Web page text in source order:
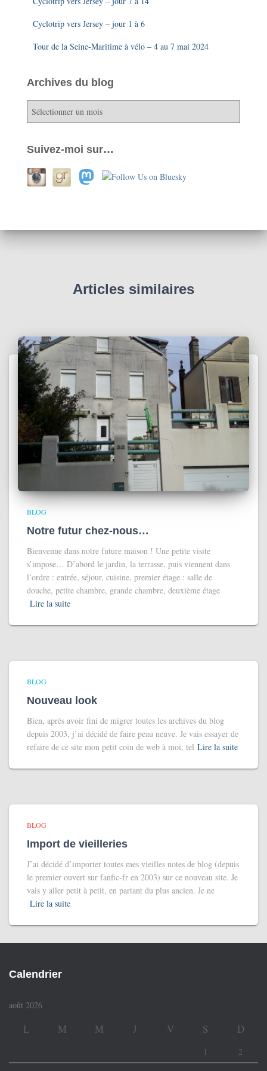
Cyclotrip vers Jersey – jour 1 à 6
Tour de la Seine-Maritime à vélo – 4 au 7 mai 2024
Archives du blog
h
v
e
b
Suivez-moi sur…
Articles similaires
BLOG
Notre futur chez-nous…
Bienvenue dans notre future maison ! Une petite visite
s’impose… D’abord le jardin, la terrasse, puis viennent dans
l’ordre : entrée, séjour, cuisine, premier étage : salle de
douche, petite chambre, grande chambre, deuxième étage
Lire la suite
BLOG
Nouveau look
Bien, après avoir fini de migrer toutes les archives du blog
depuis 2003, j’ai décidé de faire peau neuve. Je vais essayer de
refaire de ce site mon petit coin de web à moi, tel Lire la suite
BLOG
Import de vieilleries
J’ai décidé d’importer toutes mes vieilles notes de blog (depuis
le premier ouvert sur fanfic-fr en 2003) sur ce nouveau site. Je
vais y aller petit à petit, en partant du plus ancien. Je ne
Lire la suite
Calendrier
août 2026
L M M J V S D
1
2